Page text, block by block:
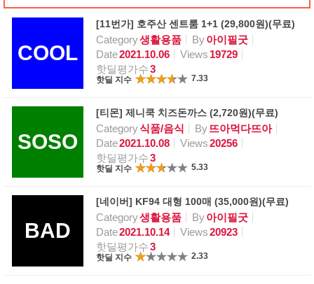
COOL
[11번가] 호주산 센트룸 1+1 (29,800원)(무료)
Category생활용품 By아이필굿
Date2021.10.06 Views 19729
핫딜평가수3
핫딜 지수 7.33
SOSO
[티몬] 제니쿡 치즈돈까스 (2,720원)(무료)
Category식품/음식 By뜨아먹다뜨아
Date2021.10.08 Views20256
핫딜평가수3
핫딜 지수 5.33
BAD
[네이버] KF94 대형 100매 (35,000원)(무료)
Category생활용품 By아이필굿
Date2021.10.14 Views20923
핫딜평가수3
핫딜 지수 2.33